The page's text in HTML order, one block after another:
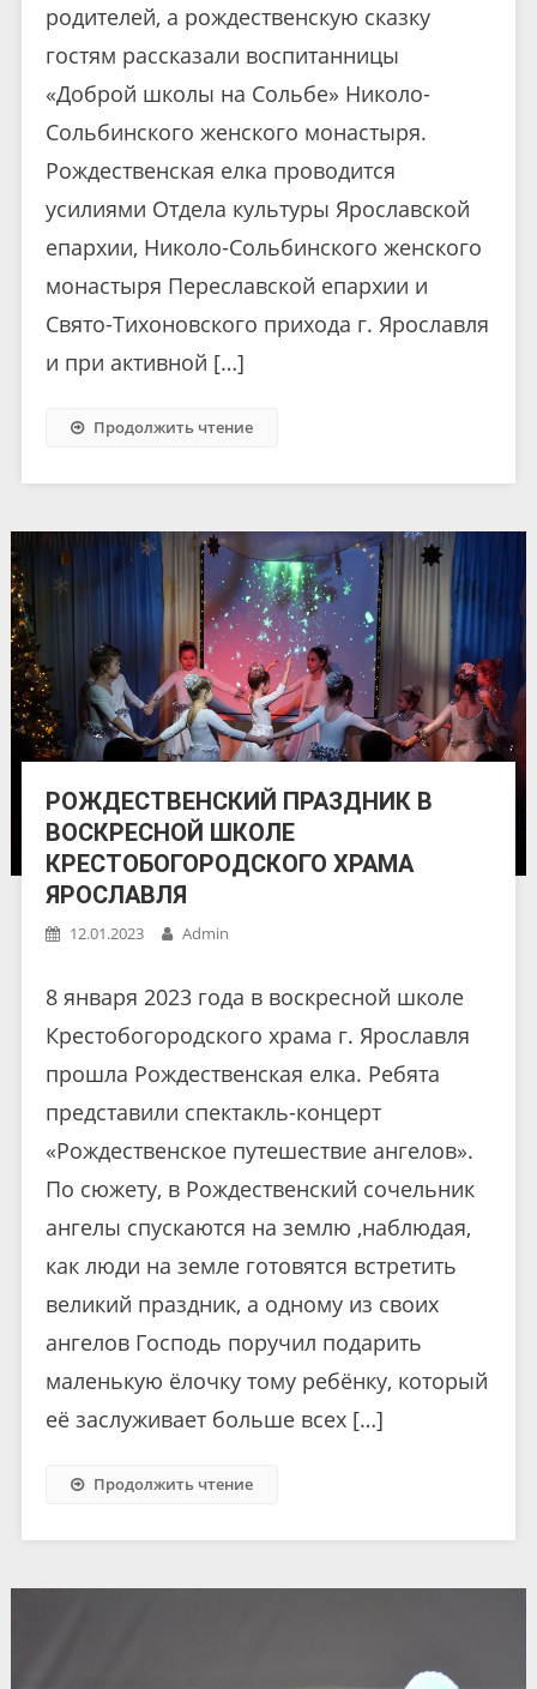
родителей, а рождественскую сказку
гостям рассказали воспитанницы
«Доброй школы на Сольбе» Николо-
Сольбинского женского монастыря.
Рождественская елка проводится
усилиями Отдела культуры Ярославской
епархии, Николо-Сольбинского женского
монастыря Переславской епархии и
Свято-Тихоновского прихода г. Ярославля
и при активной […]
Продолжить чтение
РОЖДЕСТВЕНСКИЙ ПРАЗДНИК В
ВОСКРЕСНОЙ ШКОЛЕ
КРЕСТОБОГОРОДСКОГО ХРАМА
ЯРОСЛАВЛЯ
12.01.2023 Admin
8 января 2023 года в воскресной школе
Крестобогородского храма г. Ярославля
прошла Рождественская елка. Ребята
представили спектакль-концерт
«Рождественское путешествие ангелов».
По сюжету, в Рождественский сочельник
ангелы спускаются на землю ,наблюдая,
как люди на земле готовятся встретить
великий праздник, а одному из своих
ангелов Господь поручил подарить
маленькую ёлочку тому ребёнку, который
её заслуживает больше всех […]
Продолжить чтение